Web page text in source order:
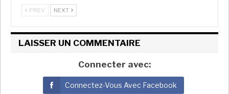
PREV NEXT
LAISSER UN COMMENTAIRE
Connecter avec:
Connectez-Vous Avec Facebook